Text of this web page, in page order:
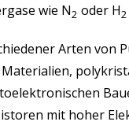
wie N2 oder H2
Arten von
mit hoher